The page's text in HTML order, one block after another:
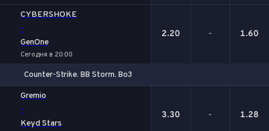
CYBERSHOKE
-
GenOne
Сегодня в 20:00
2.20 - 1.60
Counter-Strike. BB Storm. Bo3
Gremio
-
Keyd Stars
3.30 - 1.28